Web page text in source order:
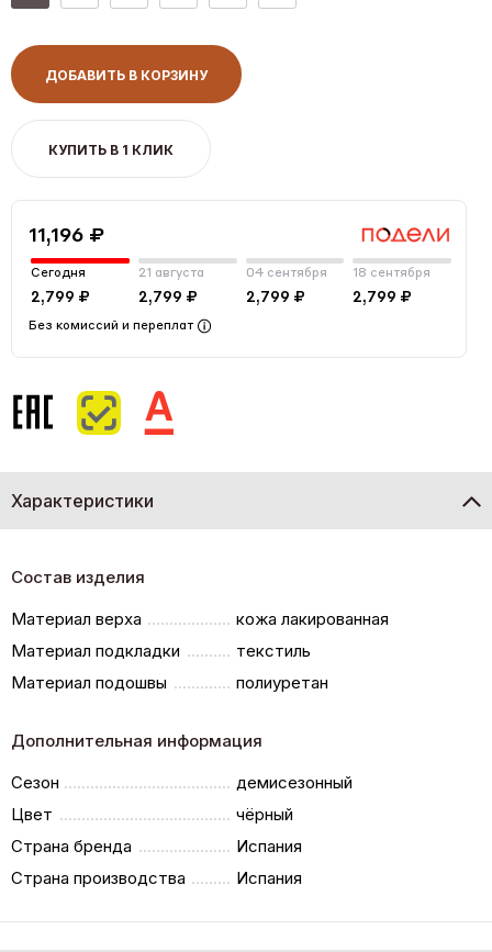
ДОБАВИТЬ В КОРЗИНУ
КУПИТЬ В 1 КЛИК
11,196 ₽
Сегодня
2,799 ₽
21 августа
2,799 ₽
04 сентября
2,799 ₽
18 сентября
2,799 ₽
Без комиссий и переплат
Характеристики
Состав изделия
Материал верха
кожа лакированная
Материал подкладки
текстиль
Материал подошвы
полиуретан
Дополнительная информация
Сезон
демисезонный
Цвет
чёрный
Страна бренда
Испания
Страна производства
Испания